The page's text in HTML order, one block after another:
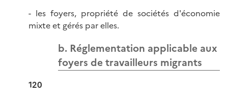
- les foyers, propriété de sociétés d'économie
mixte et gérés par elles.
b. Réglementation applicable aux
foyers de travailleurs migrants
120